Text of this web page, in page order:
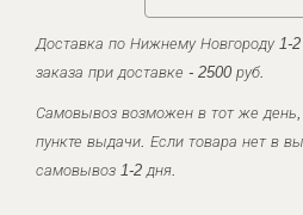
Доставка по Нижнему Новгороду 1-
заказа при доставке - 2500 руб.
Самовывоз возможен в тот же
пункте выдачи. Если товара нет в
самовывоз 1-2 дня.